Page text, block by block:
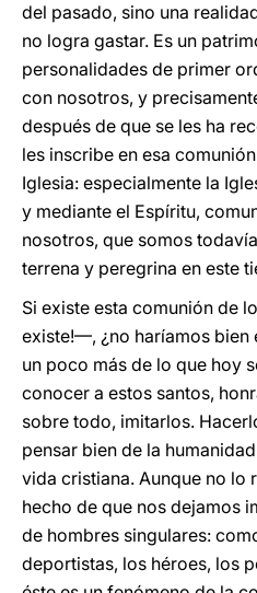
del pasado, sino una
no logra gastar. Es un
personalidades de primer
con nosotros, y
después de que se les ha
les inscribe en esa
Iglesia: especialmente la
y mediante el Espíritu,
nosotros, que somos
terrena y peregrina en este
Si existe esta comunión de
existe!—, ¿no haríamos bien
un poco más de lo que hoy
conocer a estos santos,
sobre todo, imitarlos.
pensar bien de la
vida cristiana. Aunque no lo
hecho de que nos dejamos
de hombres singulares:
deportistas, los héroes, los